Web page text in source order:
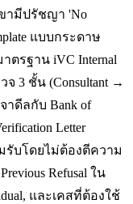
ามีปรัชญา 'No
แบบกระดาษ
ตรฐาน iVC Internal
จ 3 ชั้น (Consultant →
าดีลกับ Bank of
Letter
บโดยไม่ต้องตีความ
Refusal ใน
และเคสที่ต้องใช้